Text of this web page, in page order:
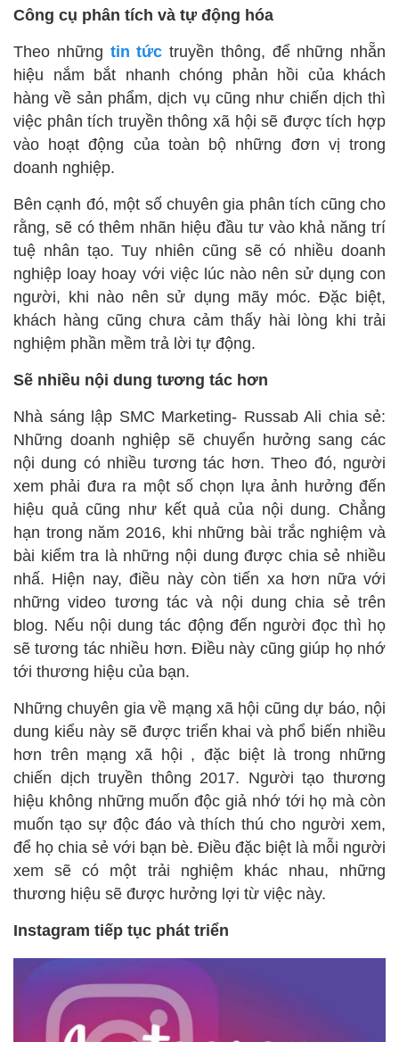
Công cụ phân tích và tự động hóa
Theo những tin tức truyền thông, để những nhẵn
hiệu nắm bắt nhanh chóng phản hồi của khách
hàng về sản phẩm, dịch vụ cũng như chiến dịch thì
việc phân tích truyền thông xã hội sẽ được tích hợp
vào hoạt động của toàn bộ những đơn vị trong
doanh nghiệp.
Bên cạnh đó, một số chuyên gia phân tích cũng cho
rằng, sẽ có thêm nhãn hiệu đầu tư vào khả năng trí
tuệ nhân tạo. Tuy nhiên cũng sẽ có nhiều doanh
nghiệp loay hoay với việc lúc nào nên sử dụng con
người, khi nào nên sử dụng mãy móc. Đặc biệt,
khách hàng cũng chưa cảm thấy hài lòng khi trải
nghiệm phần mềm trả lời tự động.
Sẽ nhiều nội dung tương tác hơn
Nhà sáng lập SMC Marketing- Russab Ali chia sẻ:
Những doanh nghiệp sẽ chuyển hưởng sang các
nội dung có nhiều tương tác hơn. Theo đó, người
xem phải đưa ra một số chọn lựa ảnh hưởng đến
hiệu quả cũng như kết quả của nội dung. Chẳng
hạn trong năm 2016, khi những bài trắc nghiệm và
bài kiểm tra là những nội dung được chia sẻ nhiều
nhấ. Hiện nay, điều này còn tiến xa hơn nữa với
những video tương tác và nội dung chia sẻ trên
blog. Nếu nội dung tác động đến người đọc thì họ
sẽ tương tác nhiều hơn. Điều này cũng giúp họ nhớ
tới thương hiệu của bạn.
Những chuyên gia về mạng xã hội cũng dự báo, nội
dung kiểu này sẽ được triển khai và phổ biến nhiều
hơn trên mạng xã hội , đặc biệt là trong những
chiến dịch truyền thông 2017. Người tạo thương
hiệu không những muốn độc giả nhớ tới họ mà còn
muốn tạo sự độc đáo và thích thú cho người xem,
để họ chia sẻ với bạn bè. Điều đặc biệt là mỗi người
xem sẽ có một trải nghiệm khác nhau, những
thương hiệu sẽ được hưởng lợi từ việc này.
Instagram tiếp tục phát triển